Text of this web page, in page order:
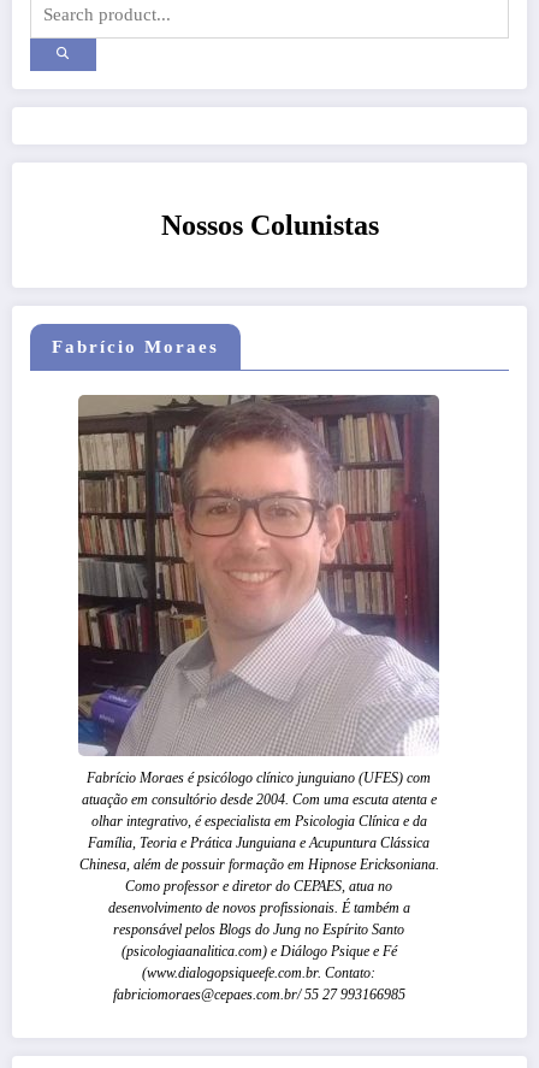
Nossos Colunistas
Fabrício Moraes
Fabrício Moraes é psicólogo clínico junguiano (UFES) com
atuação em consultório desde 2004. Com uma escuta atenta e
olhar integrativo, é especialista em Psicologia Clínica e da
Família, Teoria e Prática Junguiana e Acupuntura Clássica
Chinesa, além de possuir formação em Hipnose Ericksoniana.
Como professor e diretor do CEPAES, atua no
desenvolvimento de novos profissionais. É também a
responsável pelos Blogs do Jung no Espírito Santo
(psicologiaanalitica.com) e Diálogo Psique e Fé
(www.dialogopsiqueefe.com.br. Contato:
fabriciomoraes@cepaes.com.br/ 55 27 993166985